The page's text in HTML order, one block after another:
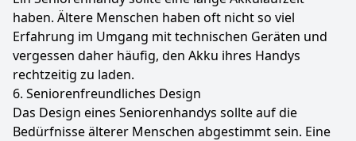
haben. Ältere Menschen haben oft nicht so viel
Erfahrung im Umgang mit technischen Geräten und
vergessen daher häufig, den Akku ihres Handys
rechtzeitig zu laden.
6. Seniorenfreundliches Design
Das Design eines Seniorenhandys sollte auf die
Bedürfnisse älterer Menschen abgestimmt sein. Eine